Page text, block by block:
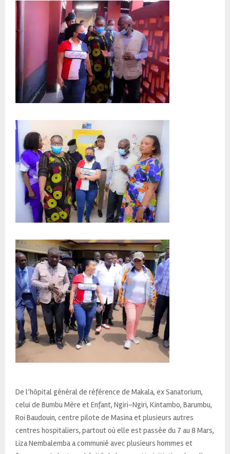
De l’hôpital général de référence de Makala, ex Sanatorium,
celui de Bumbu Mère et Enfant, Ngiri-Ngiri, Kintambo, Barumbu,
Roi Baudouin, centre pilote de Masina et plusieurs autres
centres hospitaliers, partout où elle est passée du 7 au 8 Mars,
Liza Nembalemba a communié avec plusieurs hommes et